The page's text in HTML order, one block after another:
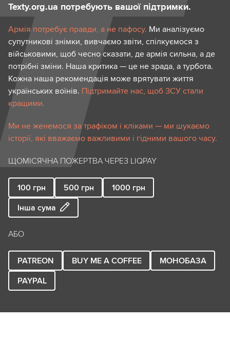
Texty.org.ua потребують вашої підтримки.
Армія потребує правди, а не пафосу. Ми аналізуємо
супутникові знімки, вивчаємо звіти, спілкуємося з
військовими, щоб чесно сказати, де армія сильна, а де
потрібні зміни. Наша критика — це не зрада, а турбота.
Кожна наша рекомендація може врятувати життя
українських воїнів. Підтримайте нас, щоб ЗСУ стали
кращими.
Ми не женемося за трафіком і кліками — ми шукаємо
історії, які вважаємо важливими і гідними вашого часу.
ЩОМІСЯЧНА ПОЖЕРТВА ЧЕРЕЗ LIQPAY
100 грн 500 грн 1000 грн
Інша сума
АБО
PATREON BUY ME A COFFEE
МОНОБАЗА
PAYPAL